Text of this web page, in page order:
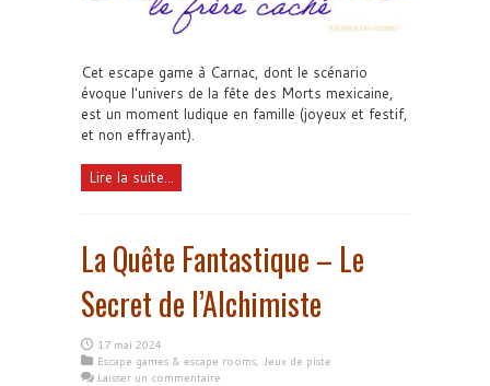
Cet escape game à Carnac, dont le scénario
évoque l'univers de la fête des Morts mexicaine,
est un moment ludique en famille (joyeux et festif,
et non effrayant).
Lire la suite...
La Quête Fantastique – Le
Secret de l’Alchimiste
17 mai 2024
Escape games & escape rooms, Jeux de piste
Laisser un commentaire